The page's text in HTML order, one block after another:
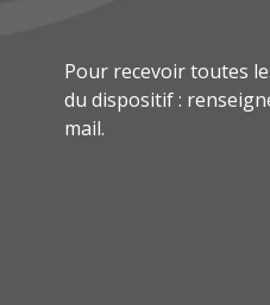
Pour recevoir toutes
du dispositif :
mail.